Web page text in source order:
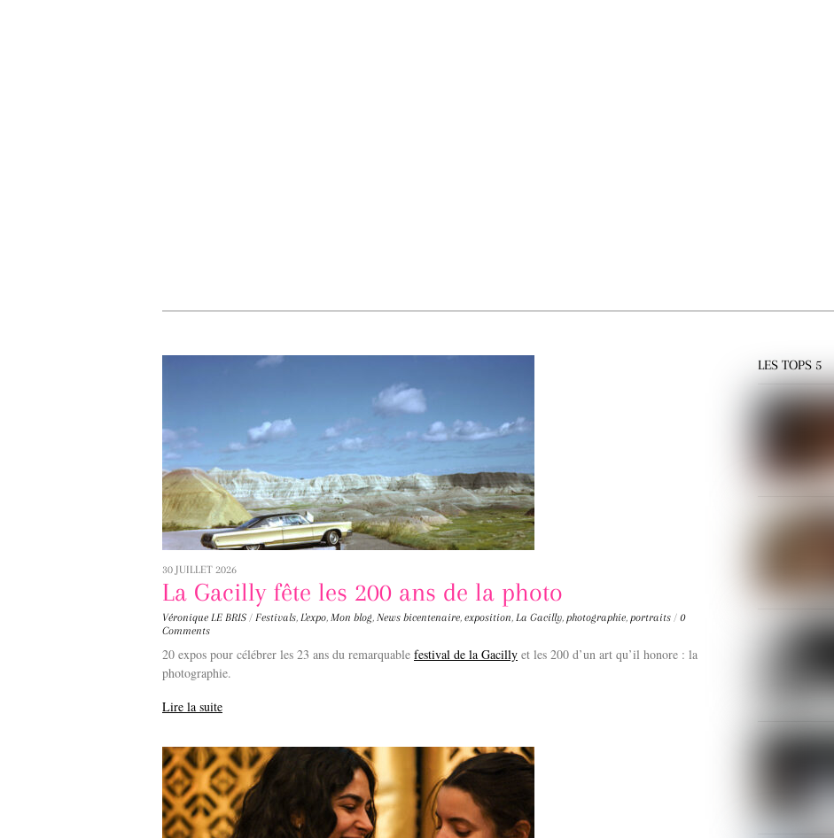
30 JUILLET 2026
La Gacilly fête les 200 ans de la photo
Véronique LE BRIS / Festivals, L'expo, Mon blog, News bicentenaire, exposition, La Gacilly, photographie, portraits / 0
Comments
20 expos pour célébrer les 23 ans du remarquable festival de la Gacilly et les 200 d’un art qu’il honore : la
photographie.
Lire la suite
LES TOPS 5